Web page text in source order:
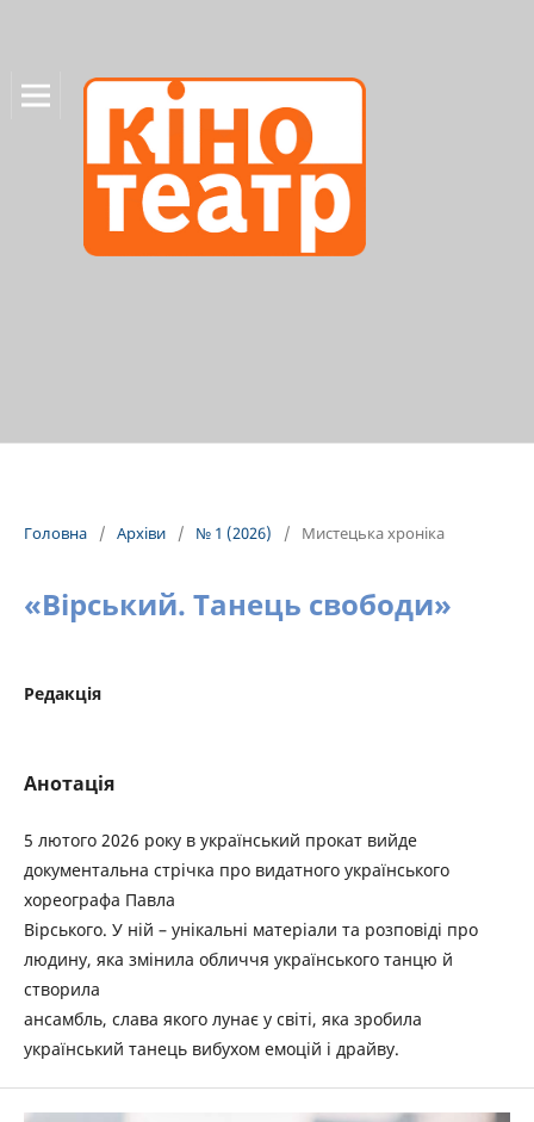
Головна / Архіви / № 1 (2026) / Мистецька хроніка
«Вірський. Танець свободи»
Редакція
Анотація
5 лютого 2026 року в український прокат вийде
документальна стрічка про видатного українського
хореографа Павла
Вірського. У ній – унікальні матеріали та розповіді про
людину, яка змінила обличчя українського танцю й
створила
ансамбль, слава якого лунає у світі, яка зробила
український танець вибухом емоцій і драйву.